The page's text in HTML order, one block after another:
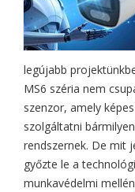
legújabb
MS6 széria nem
szenzor, amely
szolgáltatni
rendszernek. De mit
győzte le a
munkavédelmi